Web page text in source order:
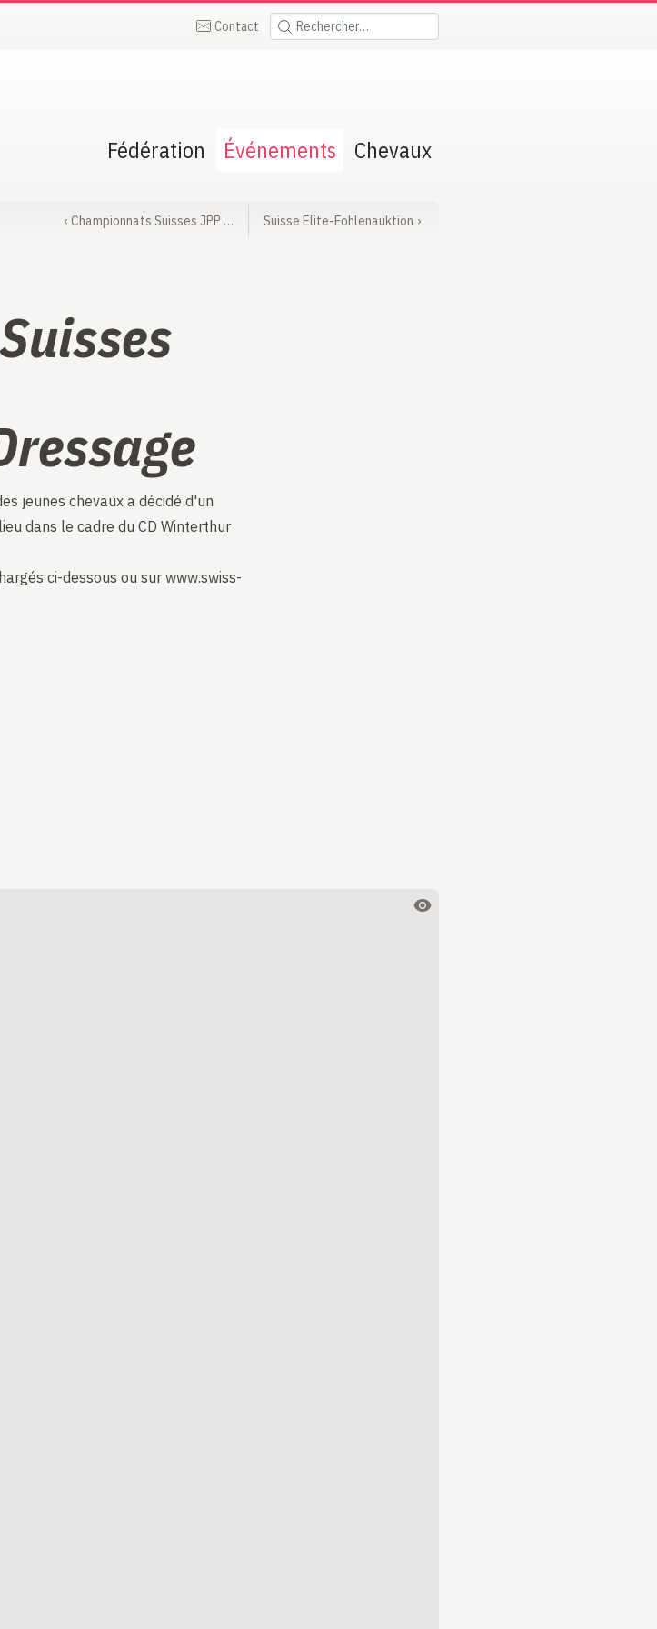
Contact Rechercher:
Fédération Événements Chevaux
‹ Championnats Suisses JPP … Suisse Elite-Fohlenauktion ›
jeunes chevaux a décidé d'un
dans le cadre du CD Winterthur
ci-dessous ou sur www.swiss-